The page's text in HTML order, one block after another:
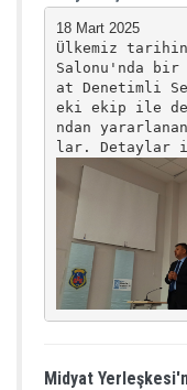
18 Mart 2025
Ülkemiz
Salonu'nda
at Denetimli
eki ekip ile
ndan
lar. Detaylar
Midyat